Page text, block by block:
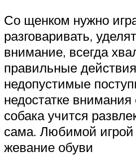
Со щенком нужно
разговаривать,
внимание, всегда
правильные
недопустимые
недостатке внимания
собака учится
сама. Любимой игрой
жевание обуви